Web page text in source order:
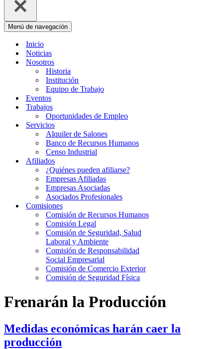
Menú de navegación
Inicio
Noticias
Nosotros
Historia
Institución
Equipo de Trabajo
Eventos
Trabajos
Oportunidades de Empleo
Servicios
Alquiler de Salones
Banco de Recursos Humanos
Censo Industrial
Afiliados
¿Quiénes pueden afiliarse?
Empresas Afiliadas
Empresas Asociadas
Asociados Profesionales
Comisiones
Comisión de Recursos Humanos
Comisión Legal
Comisión de Seguridad, Salud
Laboral y Ambiente
Comisión de Responsabilidad
Social Empresarial
Comisión de Comercio Exterior
Comisión de Seguridad Física
Frenarán la Producción
Medidas económicas harán caer la
producción